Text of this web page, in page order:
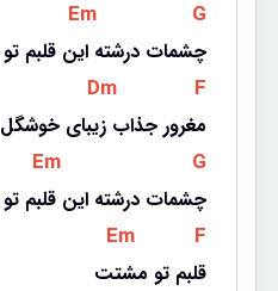
Em G
چشمات درشته این قلبم
Dm F
مغرور جذاب زیبای خوشگل
Em G
چشمات درشته این قلبم
Em F
قلبم تو مشتت